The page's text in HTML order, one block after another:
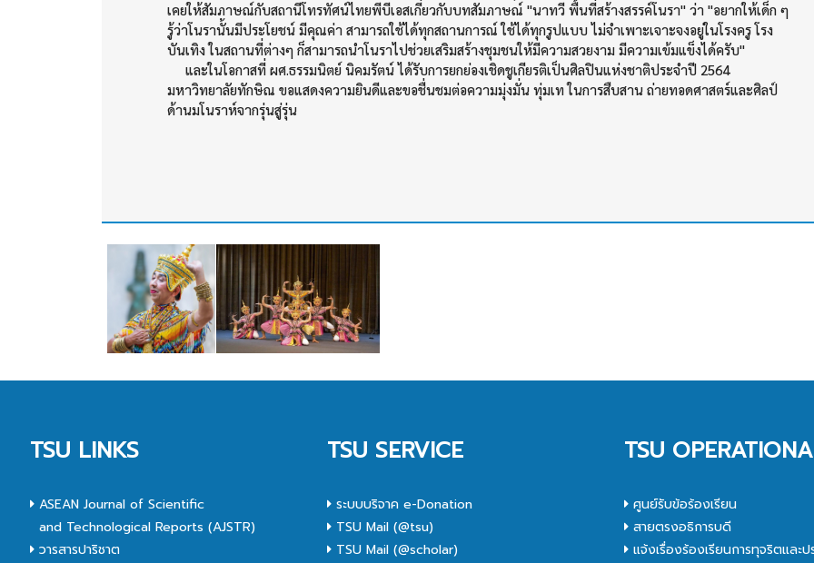
เคยให้สัมภาษณ์กับสถานีโทรทัศน์ไทยพีบีเอสเกี่ยวกับบทสัมภาษณ์ "นาทวี พื้นที่สร้างสรรค์โนรา" ว่า "อยากให้เด็ก ๆ
รู้ว่าโนรานั้นมีประโยชน์ มีคุณค่า สามารถใช้ได้ทุกสถานการณ์ ใช้ได้ทุกรูปแบบ ไม่จำเพาะเจาะจงอยู่ในโรงครู โรง
บันเทิง ในสถานที่ต่างๆ ก็สามารถนำโนราไปช่วยเสริมสร้างชุมชนให้มีความสวยงาม มีความเข้มแข็งได้ครับ"
และในโอกาสที่ ผศ.ธรรมนิตย์ นิคมรัตน์ ได้รับการยกย่องเชิดชูเกียรติเป็นศิลปินแห่งชาติประจำปี 2564
มหาวิทยาลัยทักษิณ ขอแสดงความยินดีและขอชื่นชมต่อความมุ่งมั่น ทุ่มเท ในการสืบสาน ถ่ายทอดศาสตร์และศิลป์
ด้านมโนราห์จากรุ่นสู่รุ่น
TSU LINKS
ASEAN Journal of Scientific
and Technological Reports (AJSTR)
วารสารปาริชาต
TSU SERVICE
ระบบบริจาค e-Donation
TSU Mail (@tsu)
TSU Mail (@scholar)
TSU
ศูนย์รับข้อร้องเรียน
สายตรงอธิการบดี
แจ้งเรื่องร้องเรียนการทุจริตและ